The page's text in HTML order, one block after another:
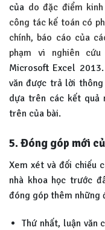
của do đặc điểm
công tác kế toán có
chính, báo cáo của
phạm vi nghiên
Microsoft Excel
văn được trả lời thông
dựa trên các kết quả
trên của bài.
5. Đóng góp mới
Xem xét và đối chiếu
nhà khoa học trước
đóng góp thêm những
Thứ nhất, luận văn